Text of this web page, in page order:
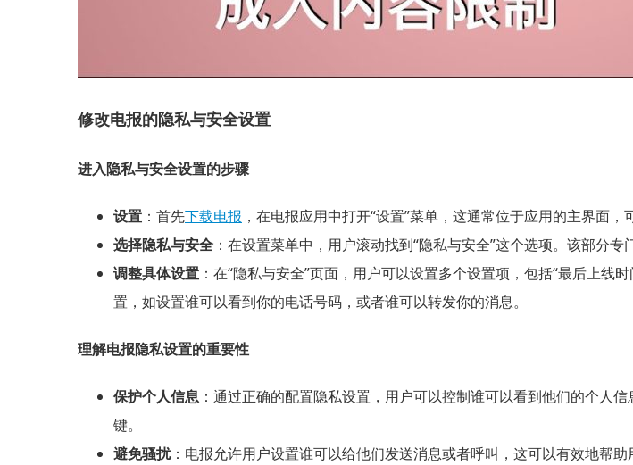
修改电报的隐私与安全设置
进入隐私与安全设置的步骤
设置 ：首先下载电报 ，在电报应用中打开“设置”菜单，这通常位于应用的主界面，
选择隐私与安全 ：在设置菜单中，用户滚动找到“隐私与安全”这个选项。该部分专
调整具体设置 ：在“隐私与安全”页面，用户可以设置多个设置项，包括“最后上线
置，如设置谁可以看到你的电话号码，或者谁可以转发你的消息。
理解电报隐私设置的重要性
保护个人信息 ：通过正确的配置隐私设置，用户可以控制谁可以看到他们的个人
键。
避免骚扰：电报允许用户设置谁可以给他们发送消息或者呼叫，这可以有效地帮助